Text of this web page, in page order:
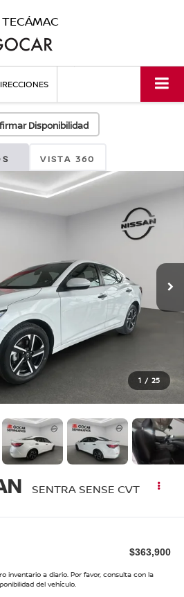
TECÁMAC
Disponibilidad
VISTA 360
1 / 25
SENTRA SENSE CVT
$363,900
inventario a diario. Por favor, consulta con la
del vehículo.